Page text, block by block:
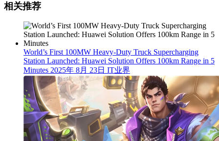
相关推荐
World’s First 100MW Heavy-Duty Truck Supercharging
Station Launched: Huawei Solution Offers 100km Range in 5
Minutes 2025年 8月 23日 IT业界